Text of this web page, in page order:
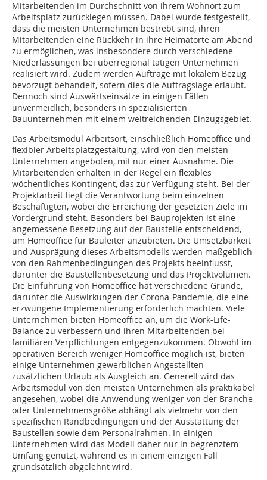
Mitarbeitenden im Durchschnitt von ihrem Wohnort zum
Arbeitsplatz zurücklegen müssen. Dabei wurde festgestellt,
dass die meisten Unternehmen bestrebt sind, ihren
Mitarbeitenden eine Rückkehr in ihre Heimatorte am Abend
zu ermöglichen, was insbesondere durch verschiedene
Niederlassungen bei überregional tätigen Unternehmen
realisiert wird. Zudem werden Aufträge mit lokalem Bezug
bevorzugt behandelt, sofern dies die Auftragslage erlaubt.
Dennoch sind Auswärtseinsätze in einigen Fällen
unvermeidlich, besonders in spezialisierten
Bauunternehmen mit einem weitreichenden Einzugsgebiet.
Das Arbeitsmodul Arbeitsort, einschließlich Homeoffice und
flexibler Arbeitsplatzgestaltung, wird von den meisten
Unternehmen angeboten, mit nur einer Ausnahme. Die
Mitarbeitenden erhalten in der Regel ein flexibles
wöchentliches Kontingent, das zur Verfügung steht. Bei der
Projektarbeit liegt die Verantwortung beim einzelnen
Beschäftigten, wobei die Erreichung der gesetzten Ziele im
Vordergrund steht. Besonders bei Bauprojekten ist eine
angemessene Besetzung auf der Baustelle entscheidend,
um Homeoffice für Bauleiter anzubieten. Die Umsetzbarkeit
und Ausprägung dieses Arbeitsmodells werden maßgeblich
von den Rahmenbedingungen des Projekts beeinflusst,
darunter die Baustellenbesetzung und das Projektvolumen.
Die Einführung von Homeoffice hat verschiedene Gründe,
darunter die Auswirkungen der Corona-Pandemie, die eine
erzwungene Implementierung erforderlich machten. Viele
Unternehmen bieten Homeoffice an, um die Work-Life-
Balance zu verbessern und ihren Mitarbeitenden bei
familiären Verpflichtungen entgegenzukommen. Obwohl im
operativen Bereich weniger Homeoffice möglich ist, bieten
einige Unternehmen gewerblichen Angestellten
zusätzlichen Urlaub als Ausgleich an. Generell wird das
Arbeitsmodul von den meisten Unternehmen als praktikabel
angesehen, wobei die Anwendung weniger von der Branche
oder Unternehmensgröße abhängt als vielmehr von den
spezifischen Randbedingungen und der Ausstattung der
Baustellen sowie dem Personalrahmen. In einigen
Unternehmen wird das Modell daher nur in begrenztem
Umfang genutzt, während es in einem einzigen Fall
grundsätzlich abgelehnt wird.